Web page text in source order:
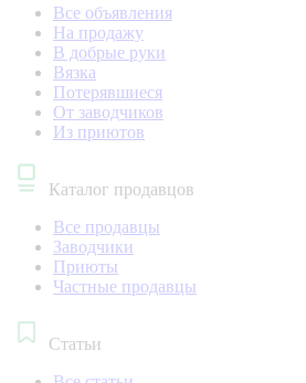
Все объявления
На продажу
В добрые руки
Вязка
Потерявшиеся
От заводчиков
Из приютов
Каталог продавцов
Все продавцы
Заводчики
Приюты
Частные продавцы
Статьи